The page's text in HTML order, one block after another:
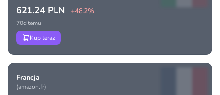
621.24 PLN +48.2%
70d temu
Kup teraz
Francja
(amazon.fr)